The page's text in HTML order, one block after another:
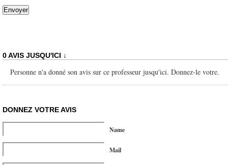
0 AVIS JUSQU'ICI ↓
Personne n'a donné son avis sur ce professeur jusqu'ici. Donnez-le votre.
DONNEZ VOTRE AVIS
Name
Mail